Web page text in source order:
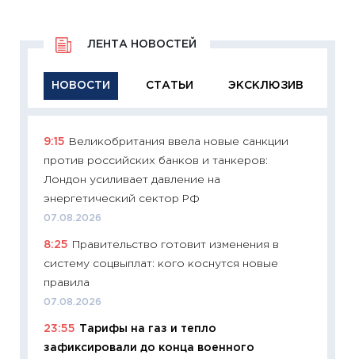
НОВОСТИ СТАТЬИ ЭКСКЛЮЗИВ
ЛЕНТА НОВОСТЕЙ
9:15
Великобритания ввела новые санкции
против российских банков и танкеров:
Лондон усиливает давление на
энергетический сектор РФ
07.08.2026
8:25
Правительство готовит изменения в
систему соцвыплат: кого коснутся новые
правила
07.08.2026
23:55
Тарифы на газ и тепло
зафиксировали до конца военного